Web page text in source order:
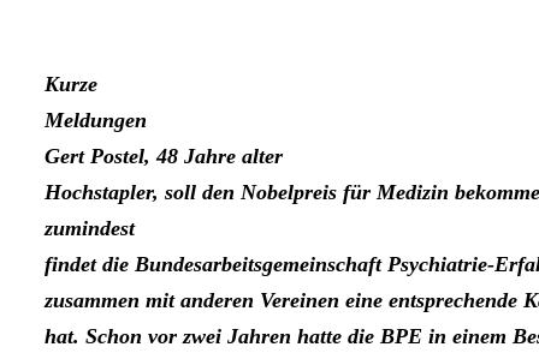
Kurze
Meldungen
Gert Postel, 48 Jahre alter
Hochstapler, soll den Nobelpreis für Medizin
zumindest
findet die Bundesarbeitsgemeinschaft Psychiatrie-
zusammen mit anderen Vereinen eine entsprechende
hat. Schon vor zwei Jahren hatte die BPE in einem